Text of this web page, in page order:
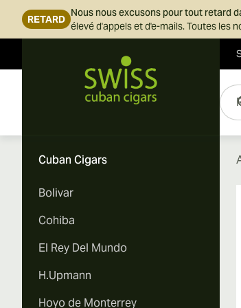
RETARD
Nous nous excusons pour tout retard
élevé d'appels et d'e-mails. Toutes les
Cuban Cigars
Bolivar
Cohiba
El Rey Del Mundo
H.Upmann
Hoyo de Monterrey